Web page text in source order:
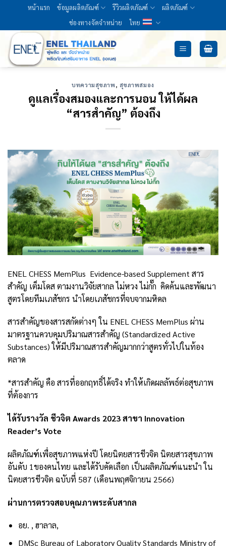
content
หน้าแรก ข้อมูลผลิตภัณฑ์ รีวิวผลิตภัณฑ์
ผลิตภัณฑ์
ช่องทางจัดจำหน่าย
ไทย
บทความสุขภาพ , สุขภาพสมอง
ดูแลเรื่องสมองและการนอน ให้ได้ผล
“สารสำคัญ” ต้องถึง
ENEL CHESS MemPlus Evidence-based Supplement สาร
สำคัญ เต็มโดส ตามงานวิจัยสากล ไม่หวง ไม่กั๊ก คิดค้นและพัฒนา
สูตรโดยทีมเภสัชกร นำโดยเภสัชกรที่จบจากมหิดล
สารสำคัญของสารสกัดต่างๆ ใน ENEL CHESS MemPlus ผ่าน
มาตรฐานควบคุมปริมาณสารสำคัญ (Standardized Active
Substances) ให้มีปริมาณสารสำคัญมากกว่าสูตรทั่วไปในท้อง
ตลาด
*สารสำคัญ คือ สารที่ออกฤทธิ์ได้จริง ทำให้เกิดผลลัพธ์ต่อสุขภาพ
ที่ต้องการ
ได้รับรางวัล ชีวจิต Awards 2023 สาขา Innovation
Reader’s Vote
ผลิตภัณฑ์เพื่อสุขภาพแห่งปี โดยนิตยสารชีวจิต นิตยสารสุขภาพ
อันดับ 1ของคนไทย และได้รับคัดเลือก เป็นผลิตภัณฑ์แนะนำ ใน
นิตยสารชีวจิต ฉบับที่ 587 (เดือนพฤศจิกายน 2566)
ผ่านการตรวจสอบคุณภาพระดับสากล
อย. , ฮาลาล,
DMSc Bureau of Laboratory Quality Standards Ministry of